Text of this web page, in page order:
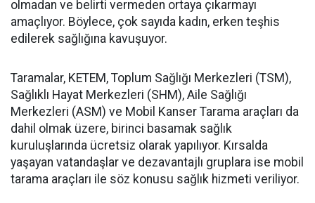
olmadan ve belirti vermeden ortaya çıkarmayı
amaçlıyor. Böylece, çok sayıda kadın, erken teşhis
edilerek sağlığına kavuşuyor.
Taramalar, KETEM, Toplum Sağlığı Merkezleri (TSM),
Sağlıklı Hayat Merkezleri (SHM), Aile Sağlığı
Merkezleri (ASM) ve Mobil Kanser Tarama araçları da
dahil olmak üzere, birinci basamak sağlık
kuruluşlarında ücretsiz olarak yapılıyor. Kırsalda
yaşayan vatandaşlar ve dezavantajlı gruplara ise mobil
tarama araçları ile söz konusu sağlık hizmeti veriliyor.